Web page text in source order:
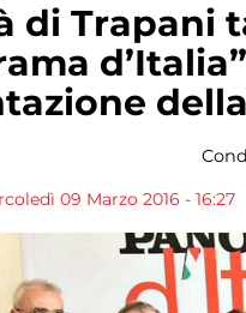
di Trapani
09 Marzo 2016 - 16:27